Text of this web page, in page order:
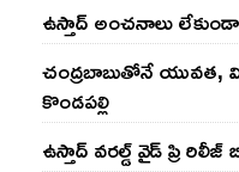
ఉస్తాద్ అంచ‌నాలు
చంద్ర‌బాబుతోనే యువ‌త‌,
కొండ‌ప‌ల్లి
ఉస్తాద్ వ‌ర‌ల్డ్ వైడ్ ప్రి